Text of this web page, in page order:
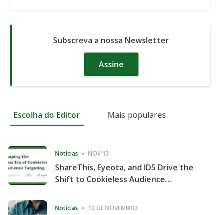
Subscreva a nossa Newsletter
Assine
Escolha do Editor Mais populares
Notícias NOV 13
ShareThis, Eyeota, and ID5 Drive the
Shift to Cookieless Audience
Notícias 12 DE NOVEMBRO